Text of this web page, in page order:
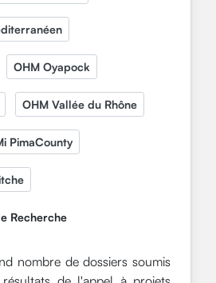
OHM Oyapock
OHM Vallée du Rhône
PimaCounty
Recherche
nombre de dossiers soumis